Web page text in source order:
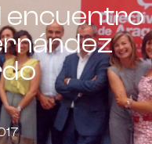
encuentro